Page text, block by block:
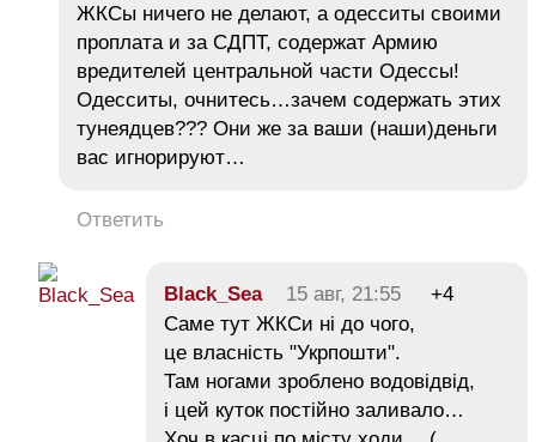
ЖКСы ничего не делают, а одесситы своими
проплата и за СДПТ, содержат Армию
вредителей центральной части Одессы!
Одесситы, очнитесь…зачем содержать этих
тунеядцев??? Они же за ваши (наши)деньги
вас игнорируют…
Ответить
Black_Sea 15 авг, 21:55
+4
Саме тут ЖКСи ні до чого,
це власність "Укрпошти".
Там ногами зроблено водовідвід,
і цей куток постійно заливало…